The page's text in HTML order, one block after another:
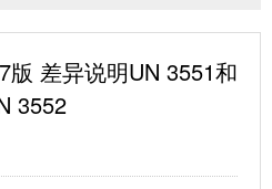
版 差异说明UN 3551和
3552